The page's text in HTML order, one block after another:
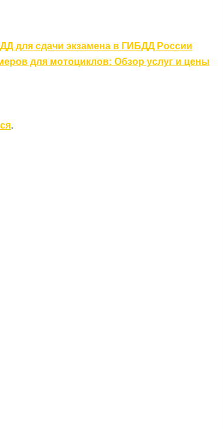
для сдачи экзамена в ГИБДД России
для мотоциклов: Обзор услуг и цены
.